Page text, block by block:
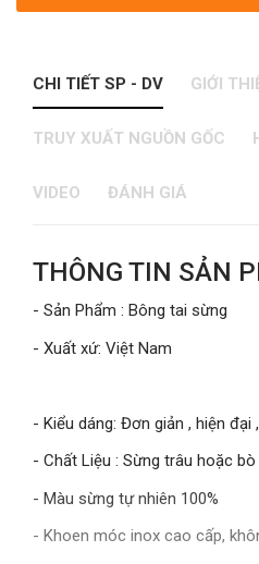
CHI TIẾT SP - DV GIỚI
TRUY XUẤT NGUỒN GỐC
VIDEO ĐÁNH GIÁ
THÔNG TIN SẢN
- Sản Phẩm : Bông tai sừng
- Xuất xứ: Việt Nam
- Kiểu dáng: Đơn giản , hiện đại
- Chất Liệu : Sừng trâu hoặc
- Màu sừng tự nhiên 100%
- Khoen móc inox cao cấp,